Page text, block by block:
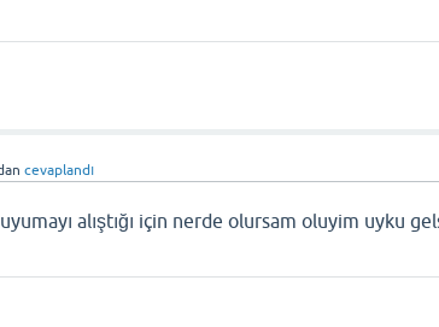
cevaplandı
alıştığı için nerde olursam oluyim uyku